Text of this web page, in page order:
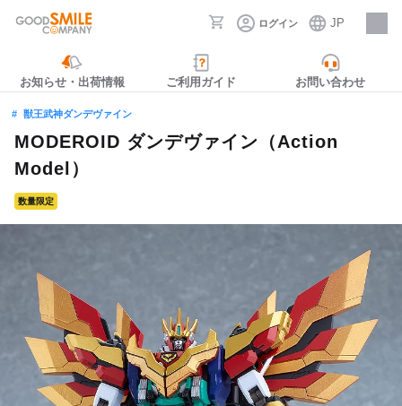
ログイン JP
採用情報
お知らせ・出荷情報 ご利用ガイド お問い合わせ
獣王武神ダンデヴァイン
MODEROID ダンデヴァイン（Action
Model）
数量限定